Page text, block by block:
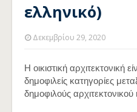
ελληνικό)
Δεκεμβρίου 29, 2020
Η οικιστική αρχιτεκτονική
δημοφιλείς κατηγορίες
δημοφιλούς αρχιτεκτονικού